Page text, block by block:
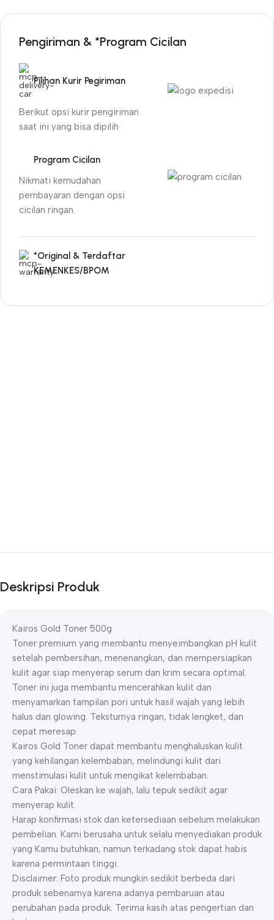
Pengiriman & *Program Cicilan
Pilihan Kurir Pegiriman
Berikut opsi kurir pengiriman
saat ini yang bisa dipilih
Program Cicilan
Nikmati kemudahan
pembayaran dengan opsi
cicilan ringan.
*Original & Terdaftar
KEMENKES/BPOM
Deskripsi Produk
Kairos Gold Toner 500g
Toner premium yang membantu menyeimbangkan pH kulit
setelah pembersihan, menenangkan, dan mempersiapkan
kulit agar siap menyerap serum dan krim secara optimal.
Toner ini juga membantu mencerahkan kulit dan
menyamarkan tampilan pori untuk hasil wajah yang lebih
halus dan glowing. Teksturnya ringan, tidak lengket, dan
cepat meresap.
Kairos Gold Toner dapat membantu menghaluskan kulit
yang kehilangan kelembaban, melindungi kulit dari
menstimulasi kulit untuk mengikat kelembaban.
Cara Pakai: Oleskan ke wajah, lalu tepuk sedikit agar
menyerap kulit.
Harap konfirmasi stok dan ketersediaan sebelum melakukan
pembelian. Kami berusaha untuk selalu menyediakan produk
yang Kamu butuhkan, namun terkadang stok dapat habis
karena permintaan tinggi.
Disclaimer: Foto produk mungkin sedikit berbeda dari
produk sebenarnya karena adanya pembaruan atau
perubahan pada produk. Terima kasih atas pengertian dan